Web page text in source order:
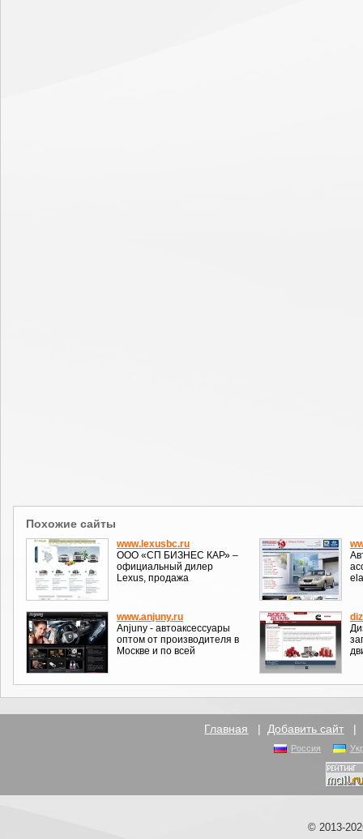
Похожие сайты
www.lexusbc.ru
ООО «СП БИЗНЕС КАР» –
официальный дилер
Lexus, продажа
www.anjuny.ru
Anjuny - автоаксессуары
оптом от производителя в
Москве и по всей
Главная | Добавить сайт |
Россия
© 2013-